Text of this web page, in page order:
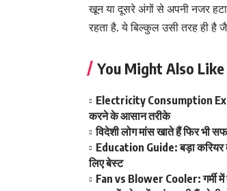
खून या दूसरे अंगों से अपनी नजर
रहता है. ये बिल्कुल उसी तरह ही
You Might Also Like
Electricity Consumption
करने के आसान तरीके
विदेशी लोग मांस खाते हैं फिर भी
Education Guide: बड़ा करियर
लिए बेस्ट
Fan vs Blower Cooler: गर्मी